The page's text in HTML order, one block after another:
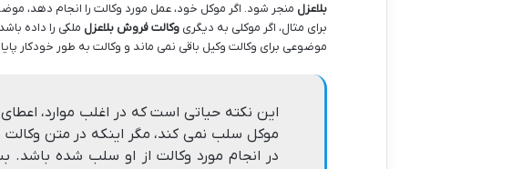
بلاعزل منجر شود. اگر موکل خود، عمل مورد وکالت را انجام دهد،
برای مثال، اگر موکلی به دیگریوکالت فروش بلاعزل ملکی را داده
موضوعی برای وکالت وکیل باقی نمی ماند و وکالت به طور خودکار
این نکته حیاتی است که در اغلب موارد،
موکل سلب نمی کند، مگر اینکه در متن
در انجام مورد وکالت از او سلب شده باشد.